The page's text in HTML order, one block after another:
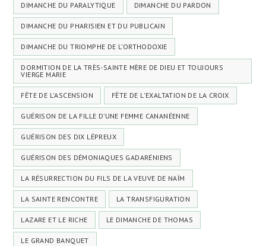
DIMANCHE DU PARALYTIQUE DIMANCHE DU PARDON
DIMANCHE DU PHARISIEN ET DU PUBLICAIN
DIMANCHE DU TRIOMPHE DE L’ORTHODOXIE
DORMITION DE LA TRÈS-SAINTE MÈRE DE DIEU ET TOUJOURS
VIERGE MARIE
FÊTE DE L'ASCENSION FÊTE DE L'EXALTATION DE LA CROIX
GUÉRISON DE LA FILLE D’UNE FEMME CANANÉENNE
GUÉRISON DES DIX LÉPREUX
GUÉRISON DES DÉMONIAQUES GADARÉNIENS
LA RÉSURRECTION DU FILS DE LA VEUVE DE NAÏM
LA SAINTE RENCONTRE LA TRANSFIGURATION
LAZARE ET LE RICHE LE DIMANCHE DE THOMAS
LE GRAND BANQUET